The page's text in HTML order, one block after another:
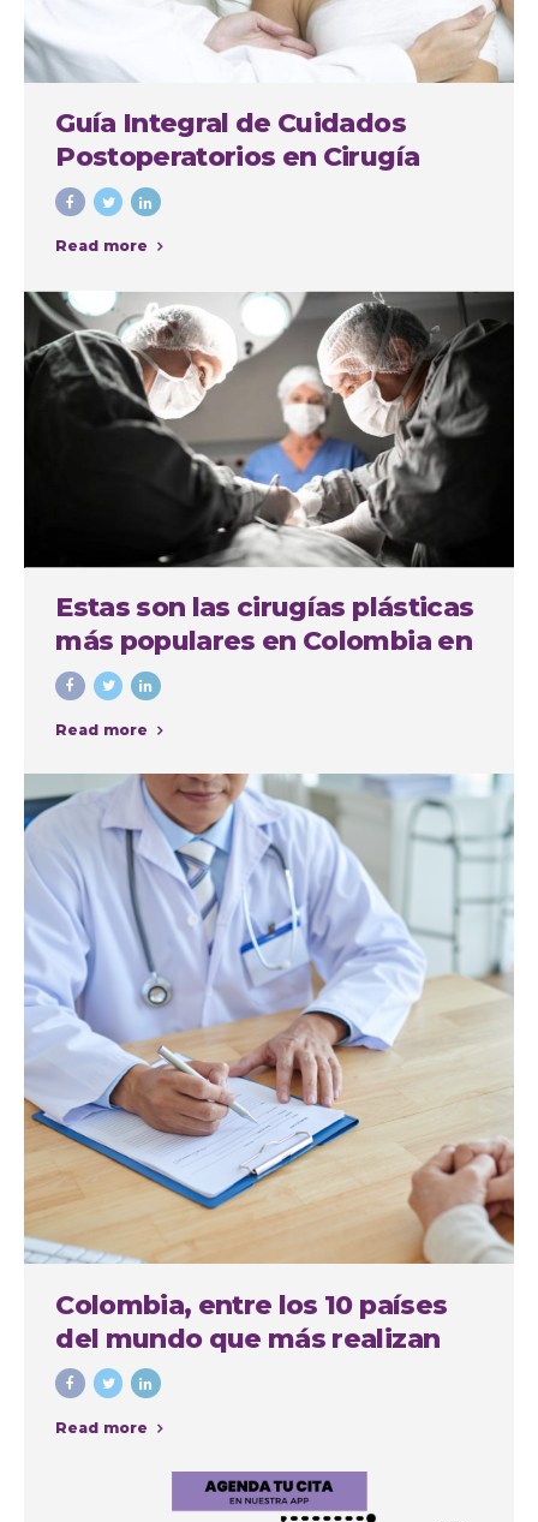
Guía Integral de Cuidados
Postoperatorios en Cirugía
Plástica
Read more
Estas son las cirugías plásticas
más populares en Colombia en
el último año
Read more
Colombia, entre los 10 países
del mundo que más realizan
cirugías plásticas estéticas
Read more